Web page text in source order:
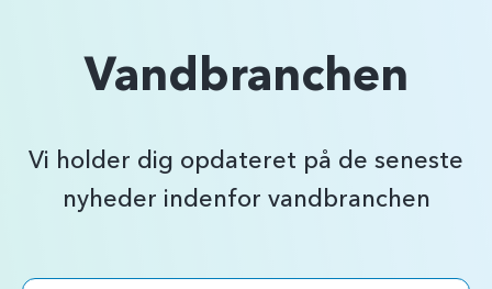
Vandbranchen
Vi holder dig opdateret på de seneste
nyheder indenfor vandbranchen